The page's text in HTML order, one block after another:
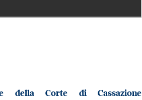
della Corte di Cassazione